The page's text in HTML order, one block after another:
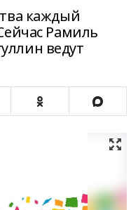
каждый
Рамиль
ведут